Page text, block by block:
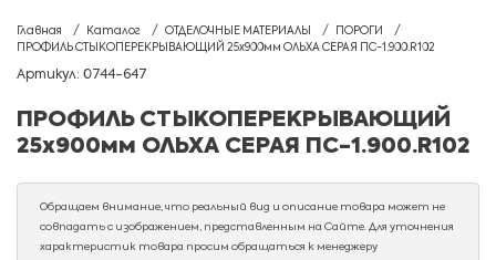
Главная Каталог ОТДЕЛОЧНЫЕ МАТЕРИАЛЫ
ПОРОГИ
ПРОФИЛЬ СТЫКОПЕРЕКРЫВАЮЩИЙ 25х900мм ОЛЬХА СЕРАЯ ПС-1.900.R102
Артикул: 0744-647
ПРОФИЛЬ СТЫКОПЕРЕКРЫВАЮЩИЙ
25х900мм ОЛЬХА СЕРАЯ ПС-1.900.R102
Обращаем внимание, что реальный вид и описание товара может не
совпадать с изображением, представленным на Сайте. Для уточнения
характеристик товара просим обращаться к менеджеру